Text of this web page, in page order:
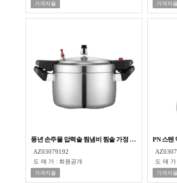
가격자율 가격자율
풍년 손주물 압력솥 찜냄비 찜솥 가정 압력 밥솥 7L 10
AZ03079192
도매가 : 회원공개
가격자율
PN 스텐
도매가
가격자율